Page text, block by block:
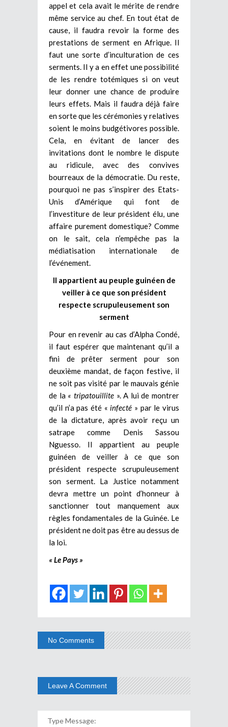
appel et cela avait le mérite de rendre
même service au chef. En tout état de
cause, il faudra revoir la forme des
prestations de serment en Afrique. Il
faut une sorte d’inculturation de ces
serments. Il y a en effet une possibilité
de les rendre totémiques si on veut
leur donner une chance de produire
leurs effets. Mais il faudra déjà faire
en sorte que les cérémonies y relatives
soient le moins budgétivores possible.
Cela, en évitant de lancer des
invitations dont le nombre le dispute
au ridicule, avec des convives
bourreaux de la démocratie. Du reste,
pourquoi ne pas s’inspirer des Etats-
Unis d’Amérique qui font de
l’investiture de leur président élu, une
affaire purement domestique? Comme
on le sait, cela n’empêche pas la
médiatisation internationale de
l’événement.
Il appartient au peuple guinéen de
veiller à ce que son président
respecte scrupuleusement son
serment
Pour en revenir au cas d’Alpha Condé,
il faut espérer que maintenant qu’il a
fini de prêter serment pour son
deuxième mandat, de façon festive, il
ne soit pas visité par le mauvais génie
de la « tripatouillite ». A lui de montrer
qu’il n’a pas été « infecté » par le virus
de la dictature, après avoir reçu un
satrape comme Denis Sassou
Nguesso. Il appartient au peuple
guinéen de veiller à ce que son
président respecte scrupuleusement
son serment. La Justice notamment
devra mettre un point d’honneur à
sanctionner tout manquement aux
règles fondamentales de la Guinée. Le
président ne doit pas être au dessus de
la loi.
« Le Pays »
No Comments
Leave A Comment